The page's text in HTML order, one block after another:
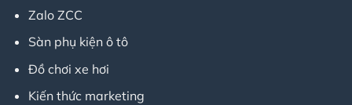
Zalo ZCC
Sàn phụ kiện ô tô
Đồ chơi xe hơi
Kiến thức marketing